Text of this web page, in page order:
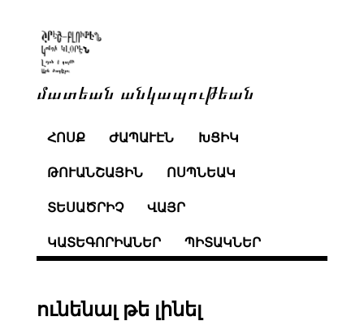
մատեան անկապութեան
ՀՈՍՔ ԺԱՊԱՒԷՆ ԽՑԻԿ
ԹՈՒԱՆՇԱՅԻՆ ՈՍՊՆԵԱԿ
ՏԵՍԱԾՐԻՉ ՎԱՅՐ
ԿԱՏԵԳՈՐԻԱՆԵՐ ՊԻՏԱԿՆԵՐ
ունենալ թե լինել